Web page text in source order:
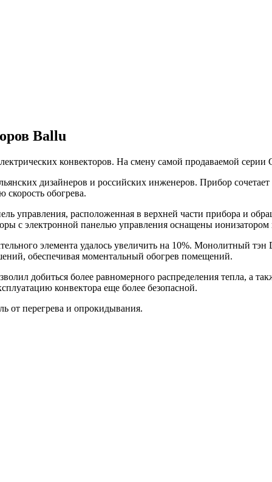
Ballu
конвекторов. На смену самой продаваемой серии
дизайнеров и российских инженеров. Прибор сочетает
обогрева.
управления, расположенная в верхней части прибора и
с электронной панелью управления оснащены
элемента удалось увеличить на 10%. Монолитный
обеспечивая моментальный обогрев помещений.
добиться более равномерного распределения тепла, а
конвектора еще более безопасной.
от перегрева и опрокидывания.